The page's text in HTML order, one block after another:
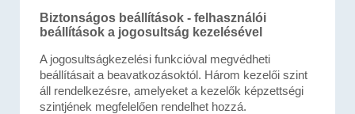
Biztonságos beállítások - felhasználói
beállítások a jogosultság kezelésével
A jogosultságkezelési funkcióval megvédheti
beállításait a beavatkozásoktól. Három kezelői szint
áll rendelkezésre, amelyeket a kezelők képzettségi
szintjének megfelelően rendelhet hozzá.